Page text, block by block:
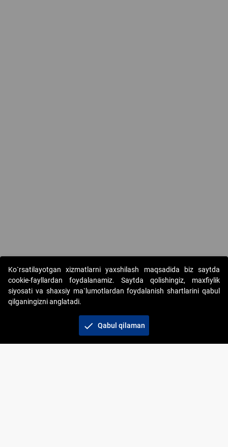
Copyright © 2017-2026. "Elektron onlayn-auksionlarni
tashkil etish" AJ. Barcha huquqlar himoyalangan
Ko`rsatilayotgan xizmatlarni yaxshilash maqsadida biz saytda
cookie-fayllardan foydalanamiz. Saytda qolishingiz, maxfiylik
siyosati va shaxsiy ma`lumotlardan foydalanish shartlarini qabul
qilganingizni anglatadi.
check Qabul qilaman